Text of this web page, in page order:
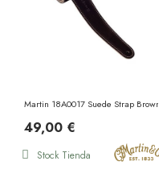
Martin 18A0017 Suede Strap Brown
49,00 €
Stock Tienda